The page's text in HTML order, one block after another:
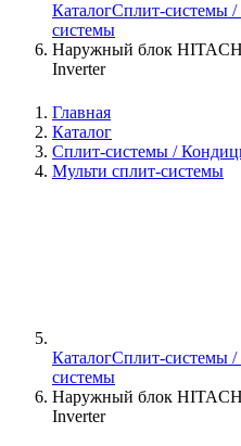
КаталогСплит-системы
системы
Наружный блок
Inverter
Главная
Каталог
Сплит-системы /
Мульти сплит-системы
КаталогСплит-системы
системы
Наружный блок
Inverter